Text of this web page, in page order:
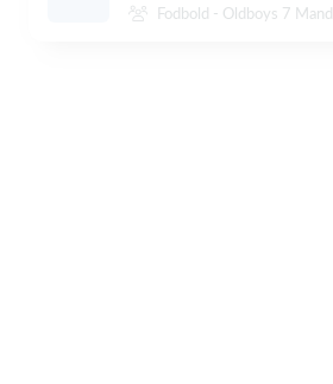
Fodbold - Oldboys 7